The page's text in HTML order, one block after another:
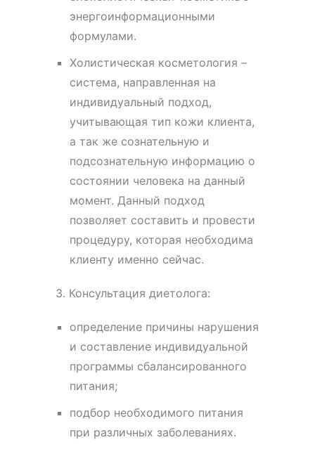
энергоинформационными
формулами.
Холистическая косметология –
система, направленная на
индивидуальный подход,
учитывающая тип кожи клиента,
а так же сознательную и
подсознательную информацию о
состоянии человека на данный
момент. Данный подход
позволяет составить и провести
процедуру, которая необходима
клиенту именно сейчас.
3. Консультация диетолога:
определение причины нарушения
и составление индивидуальной
программы сбалансированного
питания;
подбор необходимого питания
при различных заболеваниях.